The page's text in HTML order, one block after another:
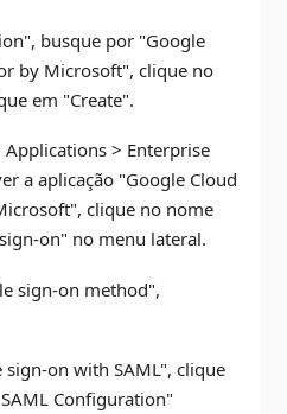
busque por "Google
by Microsoft", clique no
em "Create".
> Enterprise
a aplicação "Google Cloud
clique no nome
on" no menu lateral.
sign-on method",
sign-on with SAML", clique
Configuration"